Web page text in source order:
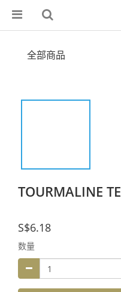
全部商品
TOURMALINE
S$6.18
数量